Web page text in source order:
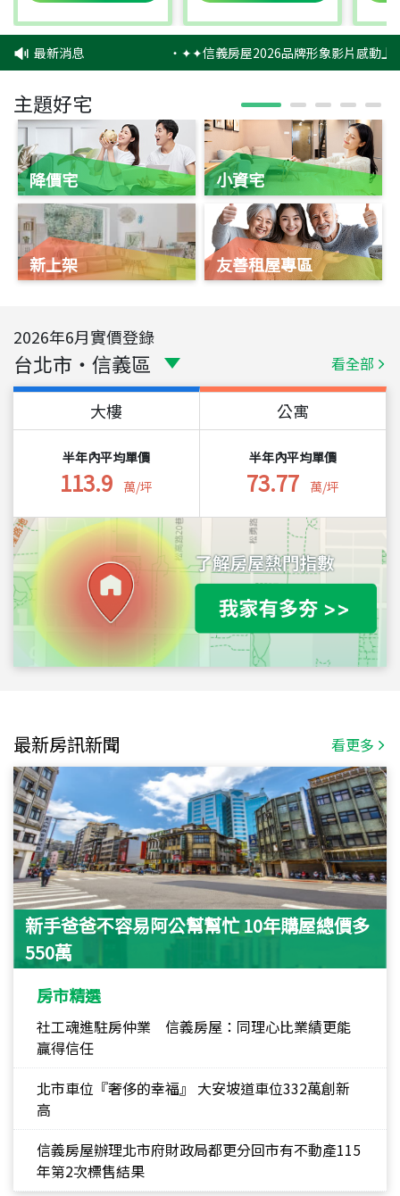
最新消息 ‧✦✦信義房屋2026品牌形象影片感動上
主題好宅
降價宅
新上架
小資宅
友善租屋專區
2026年6月實價登錄
台北市 ・ 信義區 看全部
大樓
半年內平均單價
113.9 萬/坪
公寓
半年內平均單價
73.77 萬/坪
最新房訊新聞 看更多
新手爸爸不容易阿公幫幫忙 10年購屋總價多
550萬
房市精選
社工魂進駐房仲業 信義房屋：同理心比業績更能
贏得信任
北市車位『奢侈的幸福』 大安坡道車位332萬創新
高
信義房屋辦理北市府財政局都更分回市有不動產115
年第2次標售結果